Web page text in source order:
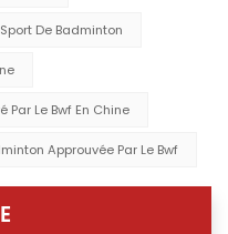
De Badminton
Par Le Bwf En Chine
Approuvée Par Le Bwf